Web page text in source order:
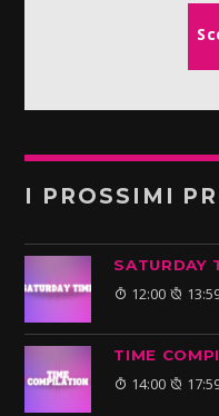
I PROSSIMI
SATURDAY
12:00
TIME
14:00